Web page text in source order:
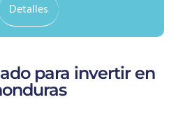
Detalles
para invertir en